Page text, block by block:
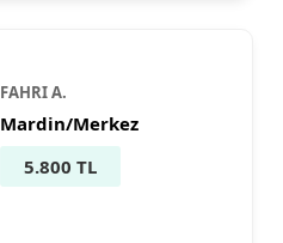
FAHRI A.
Mardin/Merkez
5.800 TL